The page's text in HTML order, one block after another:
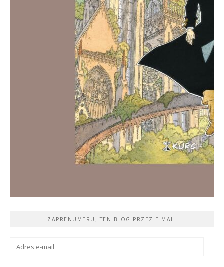
ZAPRENUMERUJ TEN BLOG PRZEZ E-MAIL
Adres